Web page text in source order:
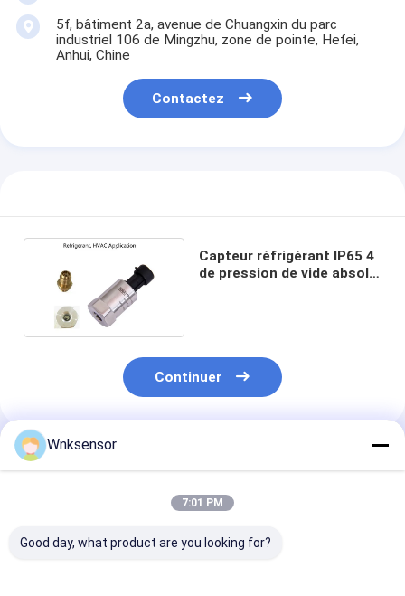
5f, bâtiment 2a, avenue de Chuangxin du parc
industriel 106 de Mingzhu, zone de pointe, Hefei,
Anhui, Chine
Contactez
Capteur réfrigérant IP65 4
de pression de vide absolu
Continuer
Produits Recommandés
Wnksensor
7:01 PM
Good day, what product are you looking for?